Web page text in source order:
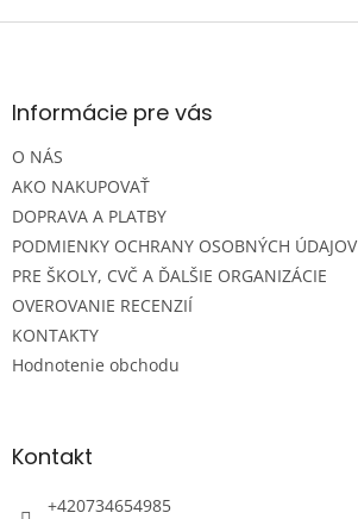
Z
ä
e
Informácie pre vás
O NÁS
AKO NAKUPOVAŤ
DOPRAVA A PLATBY
PODMIENKY OCHRANY OSOBNÝCH ÚDAJOV
PRE ŠKOLY, CVČ A ĎALŠIE ORGANIZÁCIE
OVEROVANIE RECENZIÍ
KONTAKTY
Hodnotenie obchodu
Kontakt
+420734654985